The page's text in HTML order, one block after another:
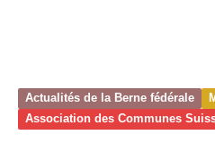
Actualités de la Berne fédérale
Association des Communes